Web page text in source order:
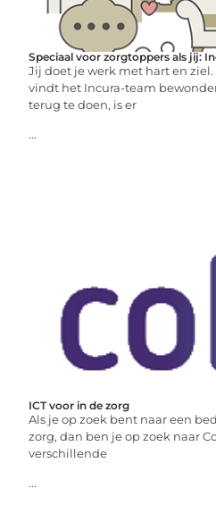
Speciaal voor zorgtoppers als jij:
Jij doet je werk met hart en
vindt het Incura-team
terug te doen, is er
...
ICT voor in de zorg
Als je op zoek bent naar een
zorg, dan ben je op zoek naar
verschillende
...